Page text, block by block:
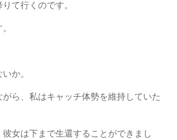
て行くのです。
か。
ら、私はキャッチ体勢を維持していた
女は下まで生還することができまし